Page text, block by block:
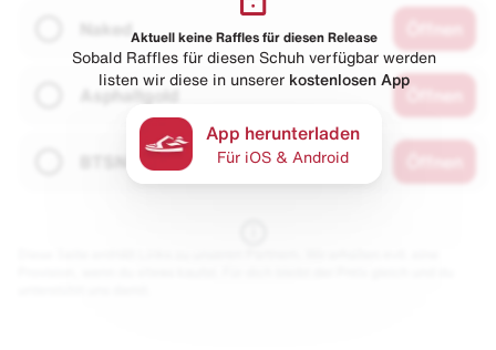
Naked
Asphaltgold
Aktuell keine Raffles für diesen Release
Sobald Raffles für diesen Schuh verfügbar werden
listen wir diese in unserer kostenlosen App
App herunterladen
Für iOS & Android